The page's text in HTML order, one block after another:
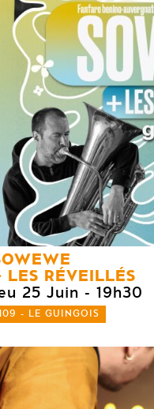
LES RÉVEILLÉS
25 Juin - 19h30
- LE GUINGOIS